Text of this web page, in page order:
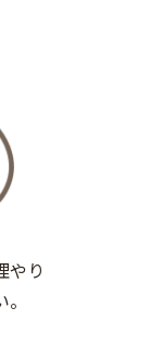
やり